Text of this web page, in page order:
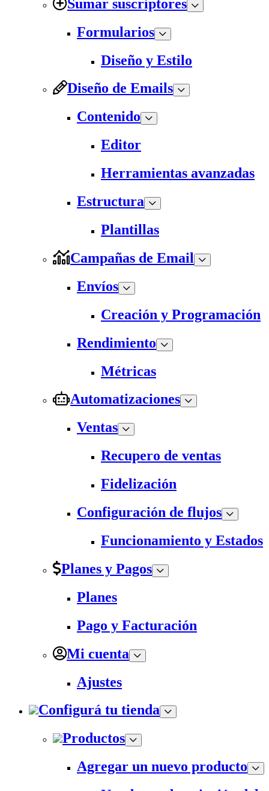
Sumar suscriptores
Formularios
Diseño y Estilo
Diseño de Emails
Contenido
Editor
Herramientas avanzadas
Estructura
Plantillas
Campañas de Email
Envíos
Creación y Programación
Rendimiento
Métricas
Automatizaciones
Ventas
Recupero de ventas
Fidelización
Configuración de flujos
Funcionamiento y Estados
Planes y Pagos
Planes
Pago y Facturación
Mi cuenta
Ajustes
Configurá tu tienda
Productos
Agregar un nuevo producto